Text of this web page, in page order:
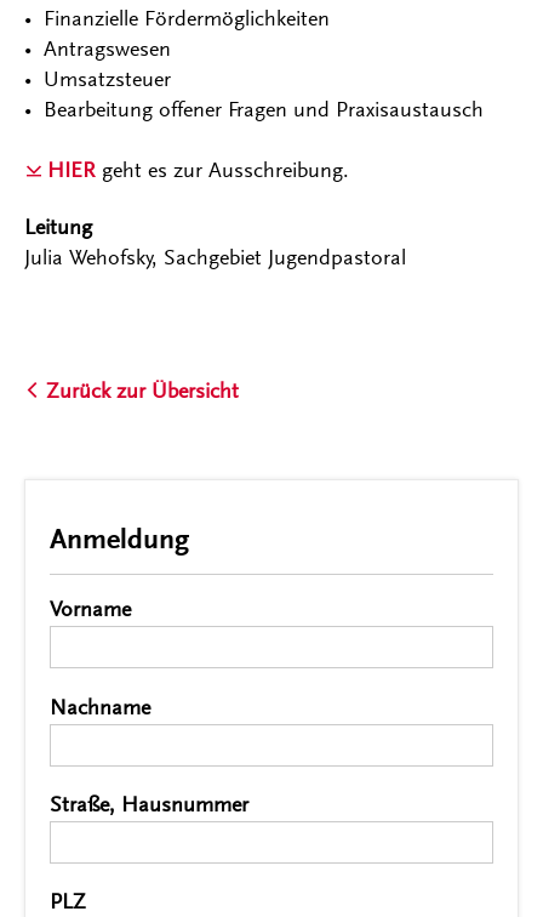
• Finanzielle Fördermöglichkeiten
• Antragswesen
• Umsatzsteuer
• Bearbeitung offener Fragen und Praxisaustausch
HIER geht es zur Ausschreibung.
Leitung
Julia Wehofsky, Sachgebiet Jugendpastoral
Zurück zur Übersicht
Anmeldung
Vorname*
Nachname*
Straße, Hausnummer*
PLZ